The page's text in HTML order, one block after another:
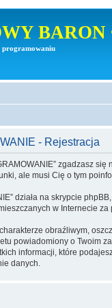
BARON
programowaniu
- Rejestracja
zgadzasz
ale musi Cię o tym
działa na skrypcie
w Internecie
obraźliwym,
powiadomiony o Twoim
informacji, które
danych.